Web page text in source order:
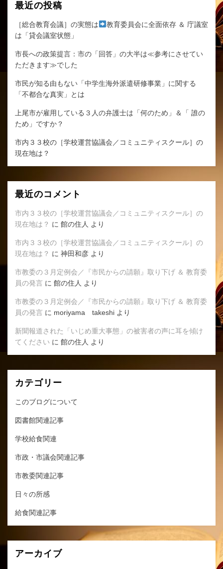
最近の投稿
［総合教育会議］の実態は
教育委員会に全面依存 ＆ 庁議室
は「貸会議室状態」
市長への政策提言：市の「回答」の大半は≪参考にさせてい
ただきます≫でした
市民が知る由もない「中学生海外派遣研修事業」に関する
「不都合な真実」とは
上尾市が雇用している３人の弁護士は「何のため」＆「 誰の
ため」ですか？
市内３３校の［学校運営協議会／コミュニティスクール］の
現在地は？
最近のコメント
市内３３校の［学校運営協議会／コミュニティスクール］の
現在地は？ に 館の住人 より
市内３３校の［学校運営協議会／コミュニティスクール］の
現在地は？ に 神田和彦 より
市教委の３月定例会／『市民からの請願』取り下げ ＆ 教育委
員の発言 に 館の住人 より
市教委の３月定例会／『市民からの請願』取り下げ ＆ 教育委
員の発言 に moriyama takeshi より
新聞報道された「いじめ重大事態」の被害者の声に耳を傾け
てください に 館の住人 より
カテゴリー
このブログについて
図書館関連記事
学校給食関連
市政・市議会関連記事
市教委関連記事
日々の所感
給食関連記事
アーカイブ